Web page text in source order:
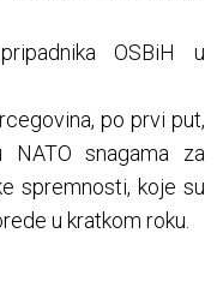
OSBiH u
po prvi put,
NATO snagama za
spremnosti, koje su
u kratkom roku.